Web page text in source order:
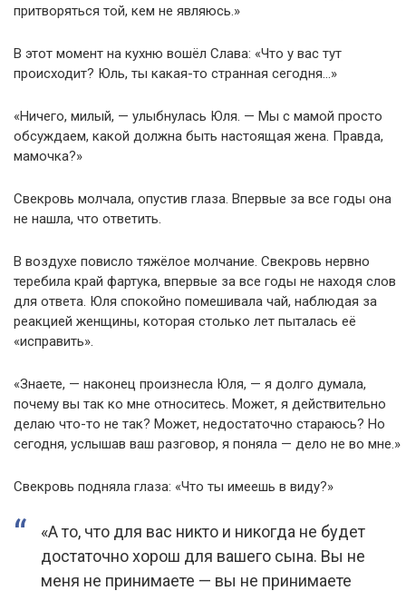
притворяться той, кем не являюсь.»
В этот момент на кухню вошёл Слава: «Что у вас тут
происходит? Юль, ты какая-то странная сегодня…»
«Ничего, милый, — улыбнулась Юля. — Мы с мамой просто
обсуждаем, какой должна быть настоящая жена. Правда,
мамочка?»
Свекровь молчала, опустив глаза. Впервые за все годы она
не нашла, что ответить.
В воздухе повисло тяжёлое молчание. Свекровь нервно
теребила край фартука, впервые за все годы не находя слов
для ответа. Юля спокойно помешивала чай, наблюдая за
реакцией женщины, которая столько лет пыталась её
«исправить».
«Знаете, — наконец произнесла Юля, — я долго думала,
почему вы так ко мне относитесь. Может, я действительно
делаю что-то не так? Может, недостаточно стараюсь? Но
сегодня, услышав ваш разговор, я поняла — дело не во мне.»
Свекровь подняла глаза: «Что ты имеешь в виду?»
«А то, что для вас никто и никогда не будет
достаточно хорош для вашего сына. Вы не
меня не принимаете — вы не принимаете